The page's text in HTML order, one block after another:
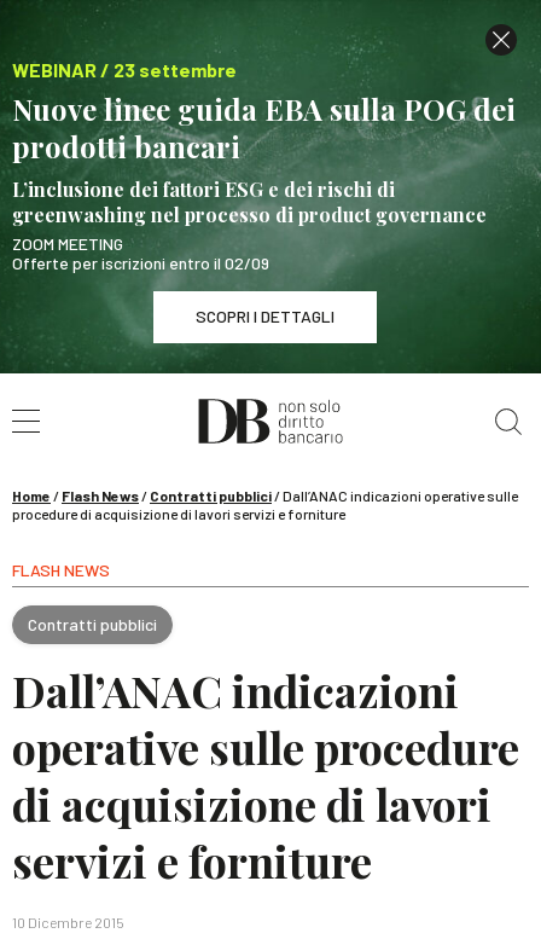
WEBINAR / 23 settembre
Nuove linee guida EBA sulla POG dei
prodotti bancari
L’inclusione dei fattori ESG e dei rischi di
greenwashing nel processo di product governance
ZOOM MEETING
Offerte per iscrizioni entro il 02/09
SCOPRI I DETTAGLI
WEBINAR / 23 settembre
Nuove linee guida EBA sulla POG dei prodotti
SCOPRI I DETTAGLI
Home / Flash News/ Contratti pubblici/Dall’ANAC indicazioni operative sulle
procedure di acquisizione di lavori servizi e forniture
FLASH NEWS
Contratti pubblici
Dall’ANAC indicazioni
operative sulle procedure
di acquisizione di lavori
servizi e forniture
10 Dicembre 2015